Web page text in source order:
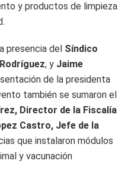
y productos de limpieza
presencia del Síndico
, y Jaime
de la presidenta
también se sumaron el
Director de la Fiscalía
Castro, Jefe de la
que instalaron módulos
y vacunación